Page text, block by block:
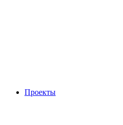
Проекты